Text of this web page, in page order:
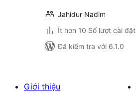
Jahidur Nadim
Ít hơn 10 Số lượt cài đặt
Đã kiểm tra với 6.1.0
Giới thiệu